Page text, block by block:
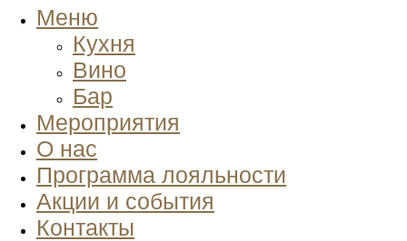
Меню
Кухня
Вино
Бар
Мероприятия
О нас
Программа лояльности
Акции и события
Контакты